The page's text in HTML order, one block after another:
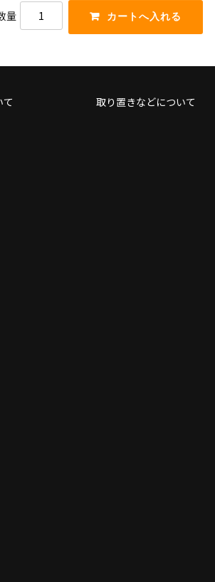
だ
さ
量
て 取り置きなどについて